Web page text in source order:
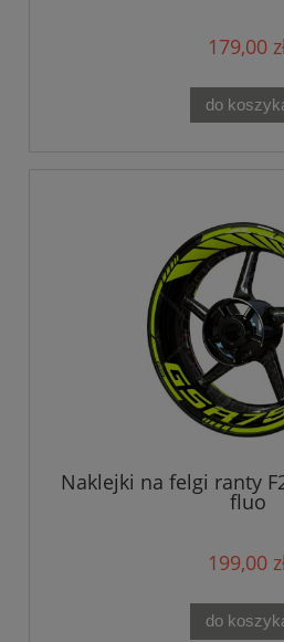
179,00
do
Naklejki na felgi ranty
fluo
199,00
do